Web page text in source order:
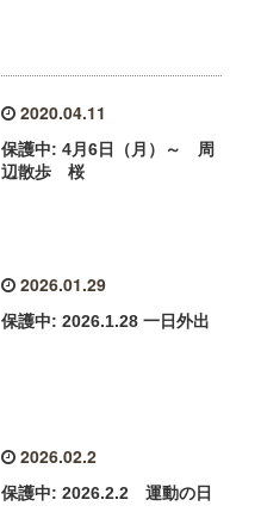
2020.04.11
保護中: 4月6日（月）～ 周
辺散歩 桜
2026.01.29
保護中: 2026.1.28 一日外出
2026.02.2
保護中: 2026.2.2 運動の日